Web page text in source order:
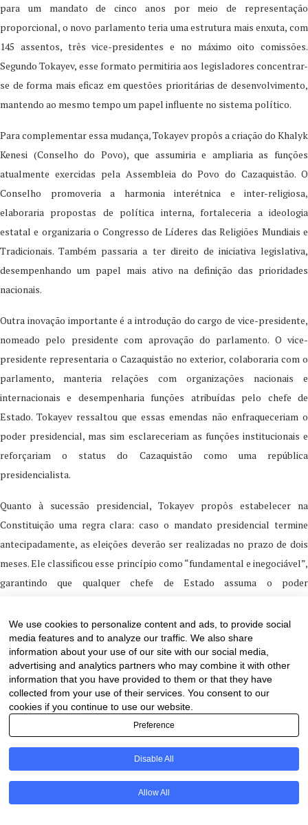
para um mandato de cinco anos por meio de representação
proporcional, o novo parlamento teria uma estrutura mais enxuta, com
145 assentos, três vice-presidentes e no máximo oito comissões.
Segundo Tokayev, esse formato permitiria aos legisladores concentrar-
se de forma mais eficaz em questões prioritárias de desenvolvimento,
mantendo ao mesmo tempo um papel influente no sistema político.
Para complementar essa mudança, Tokayev propôs a criação do Khalyk
Kenesi (Conselho do Povo), que assumiria e ampliaria as funções
atualmente exercidas pela Assembleia do Povo do Cazaquistão. O
Conselho promoveria a harmonia interétnica e inter-religiosa,
elaboraria propostas de política interna, fortaleceria a ideologia
estatal e organizaria o Congresso de Líderes das Religiões Mundiais e
Tradicionais. Também passaria a ter direito de iniciativa legislativa,
desempenhando um papel mais ativo na definição das prioridades
nacionais.
Outra inovação importante é a introdução do cargo de vice-presidente,
nomeado pelo presidente com aprovação do parlamento. O vice-
presidente representaria o Cazaquistão no exterior, colaboraria com o
parlamento, manteria relações com organizações nacionais e
internacionais e desempenharia funções atribuídas pelo chefe de
Estado. Tokayev ressaltou que essas emendas não enfraqueceriam o
poder presidencial, mas sim esclareceriam as funções institucionais e
reforçariam o status do Cazaquistão como uma república
presidencialista.
Quanto à sucessão presidencial, Tokayev propôs estabelecer na
Constituição uma regra clara: caso o mandato presidencial termine
antecipadamente, as eleições deverão ser realizadas no prazo de dois
meses. Ele classificou esse princípio como “fundamental e inegociável”,
garantindo que qualquer chefe de Estado assuma o poder
Outros ajustes administrativos incluem a extinção de determinadas
estruturas de apoio dentro do atual parlamento, a eliminação do cargo
de Conselheiro de Estado (atualmente ocupado por Yerlan Karin) e a
reorganização de elementos da Administração Presidencial, com o
objetivo de melhor adequá-los às necessidades práticas da governança.
Tokayev enquadrou essas reformas como a culminação de um processo
de transformação de vários anos, enfatizando que elas fortaleceriam o
equilíbrio institucional, a concorrência política e a confiança pública.
Ele reiterou que as mudanças serão submetidas à aprovação popular
We use cookies to personalize content and ads, to provide social
media features and to analyze our traffic. We also share
information about your use of our site with our social media,
advertising and analytics partners who may combine it with other
information that you have provided to them or that they have
collected from your use of their services. You consent to our
cookies if you continue to use our website.
Preference
Disable All
Allow All